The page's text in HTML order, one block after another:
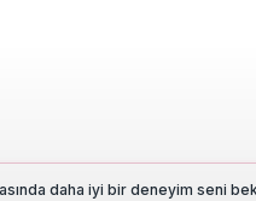
daha iyi bir deneyim seni